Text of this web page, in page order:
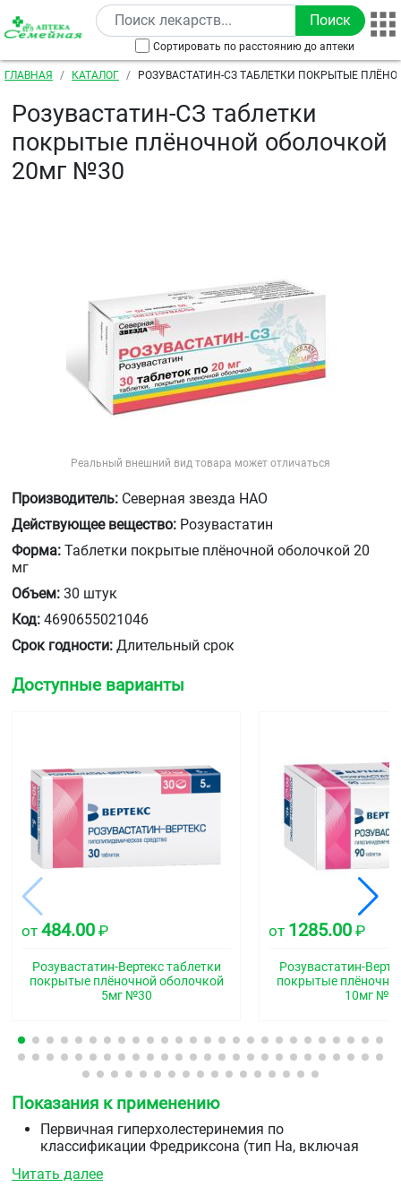
Перейти к основному содержанию
Сортировать по расстоянию до аптеки
Строка навигации
ГЛАВНАЯ КАТАЛОГ
РОЗУВАСТАТИН-СЗ ТАБЛЕТКИ ПОКРЫТЫЕ
Розувастатин-СЗ таблетки
покрытые плёночной оболочкой
20мг №30
Реальный внешний вид товара может отличаться
Производитель: Северная звезда НАО
Действующее вещество: Розувастатин
Форма: Таблетки покрытые плёночной оболочкой 20
мг
Объем: 30 штук
Код: 4690655021046
Срок годности: Длительный срок
Доступные варианты
от 484.00 ₽
Розувастатин-Вертекс таблетки
покрытые плёночной оболочкой
5мг №30
от 1285.00 ₽
Розувастатин-
покрытые
10мг
Показания к применению
Первичная гиперхолестеринемия по
классификации Фредриксона (тип На, включая
или смешанная гиперхолестеринемия (тип НЬ) в
Читать далее